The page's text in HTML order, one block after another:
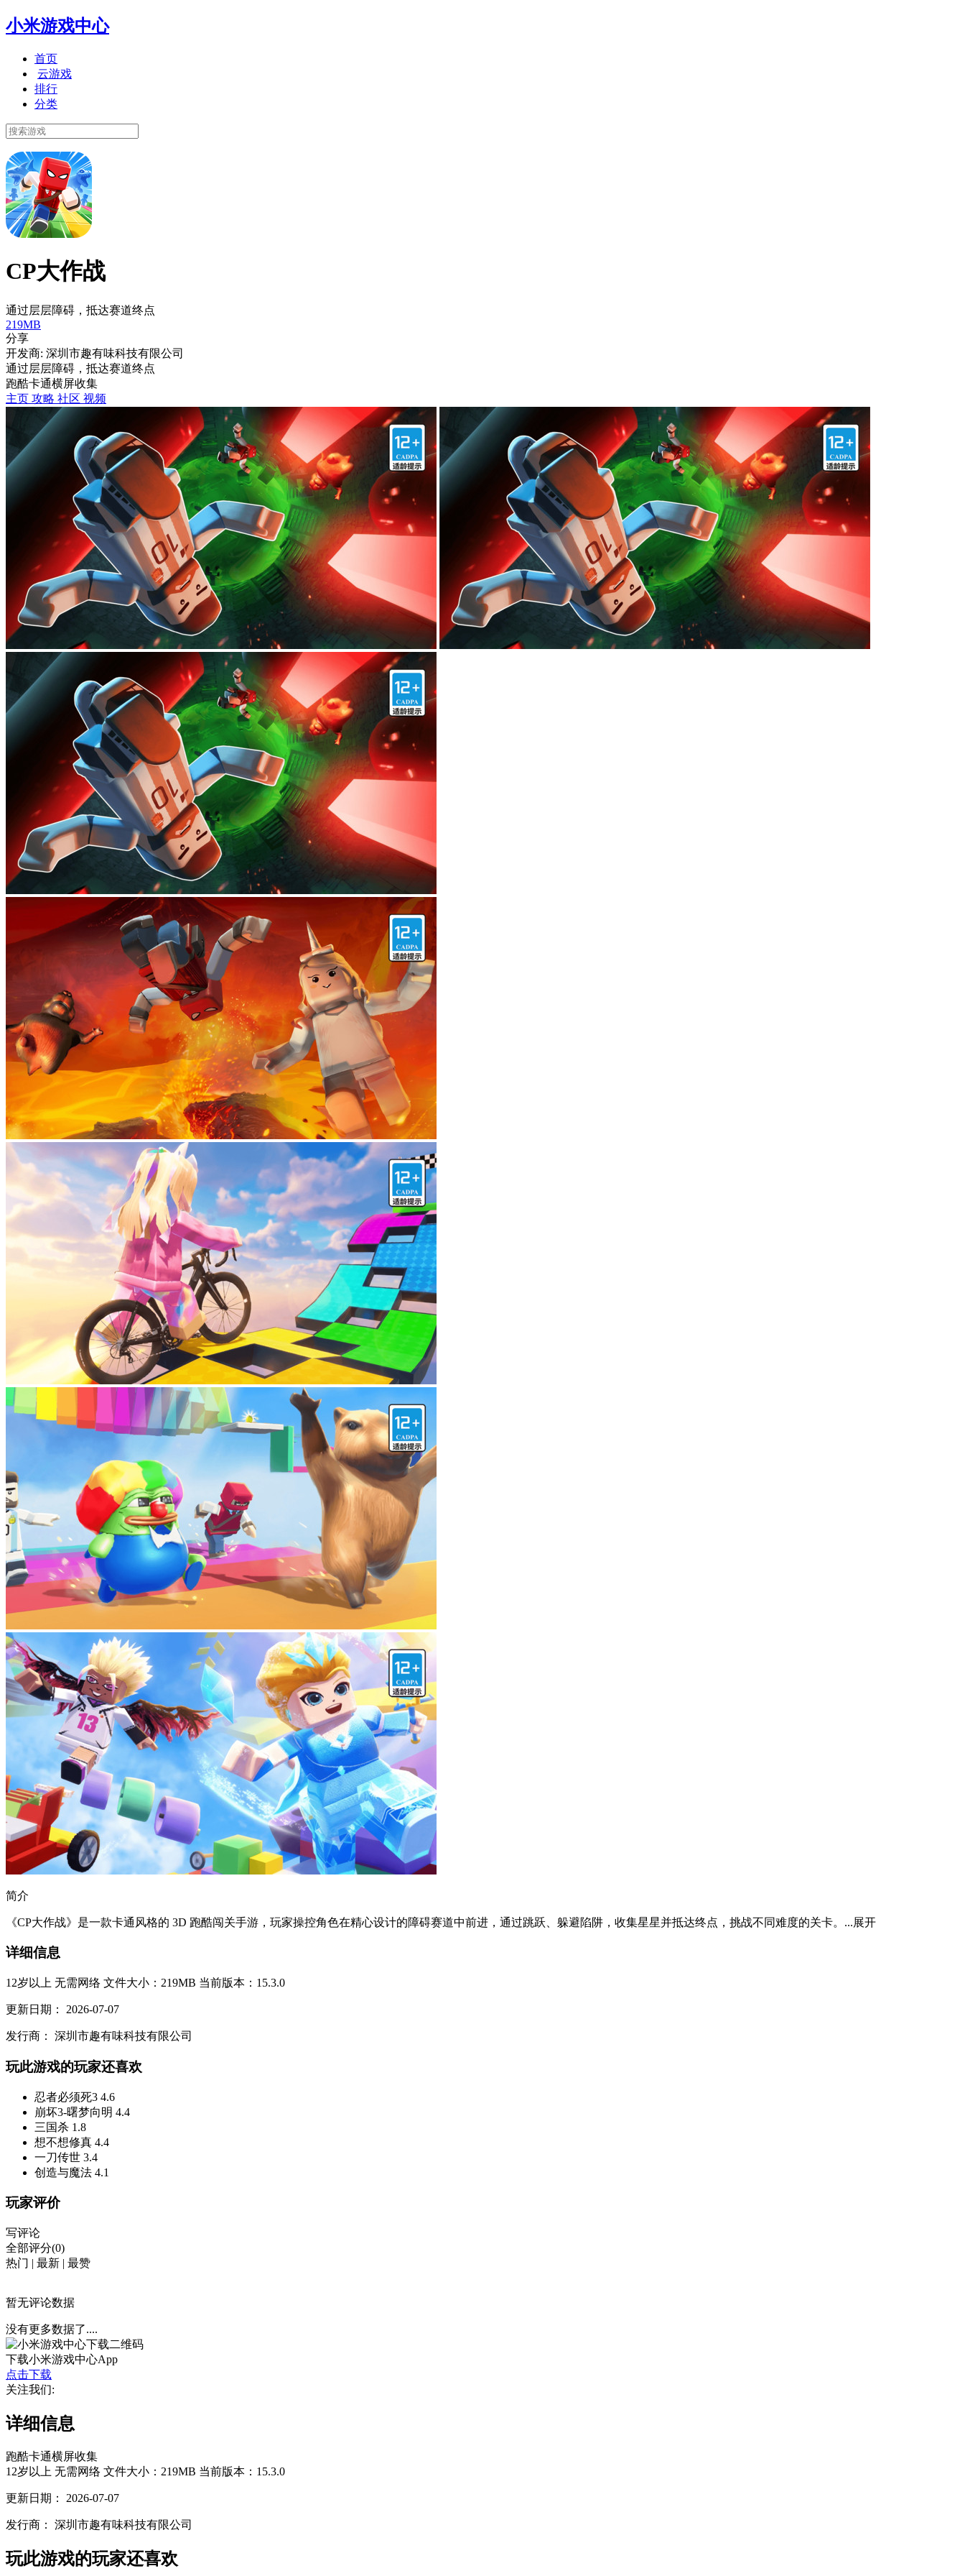
小米游戏中心
首页
云游戏
排行
分类
CP大作战
通过层层障碍，抵达赛道终点
219MB
分享
开发商: 深圳市趣有味科技有限公司
通过层层障碍，抵达赛道终点
跑酷卡通横屏收集
主页 攻略 社区 视频
简介
《CP大作战》是一款卡通风格的 3D 跑酷闯关手游，玩家操控角色在精心设计的障碍赛道中前进，通过跳跃、躲避陷阱，收集星星并抵达终点，挑战不同难度的关卡。...展开
详细信息
12岁以上 无需网络 文件大小：219MB 当前版本：15.3.0
更新日期： 2026-07-07
发行商： 深圳市趣有味科技有限公司
玩此游戏的玩家还喜欢
忍者必须死3 4.6
崩坏3-曙梦向明 4.4
三国杀 1.8
想不想修真 4.4
一刀传世 3.4
创造与魔法 4.1
玩家评价
写评论
全部评分(0)
热门 | 最新 | 最赞
暂无评论数据
没有更多数据了....
下载小米游戏中心App
点击下载
关注我们:
详细信息
跑酷卡通横屏收集
12岁以上 无需网络 文件大小：219MB 当前版本：15.3.0
更新日期： 2026-07-07
发行商： 深圳市趣有味科技有限公司
玩此游戏的玩家还喜欢